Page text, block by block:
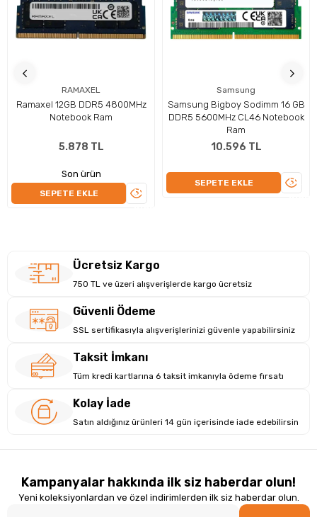
Görsel Deneyim: Gelişmiş Ekran ve Ekran Kartı
16 İnç büyüklüğünde IPS ekran paneli, Belirtilmemiş
yenileme hızı ve 1920 x 1200 çözünürlük ile üstün bir
oyun performansı için ideal bir çözüm sunar.
RAMAXEL
Ramaxel 12GB DDR5 4800MHz
Notebook Ram
5.878 TL
SEPETE EKLE
ÜRÜNÜ
Son ürün
Samsung
Samsung Bigboy Sodimm 16 GB
DDR5 5600MHz CL46 Notebook
Ram
10.596 TL
SEPETE EKLE
Ücretsiz Kargo
750 TL ve üzeri alışverişlerde kargo ücretsiz
Güvenli Ödeme
SSL sertifikasıyla alışverişlerinizi güvenle yapabilirsiniz
Taksit İmkanı
Tüm kredi kartlarına 6 taksit imkanıyla ödeme fırsatı
Kolay İade
Satın aldığınız ürünleri 14 gün içerisinde iade edebilirsin
Kampanyalar hakkında ilk siz haberdar olun!
Yeni koleksiyonlardan ve özel indirimlerden ilk siz haberdar olun.